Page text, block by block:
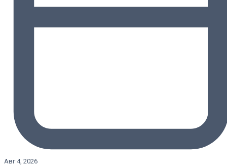
Авг 4, 2026